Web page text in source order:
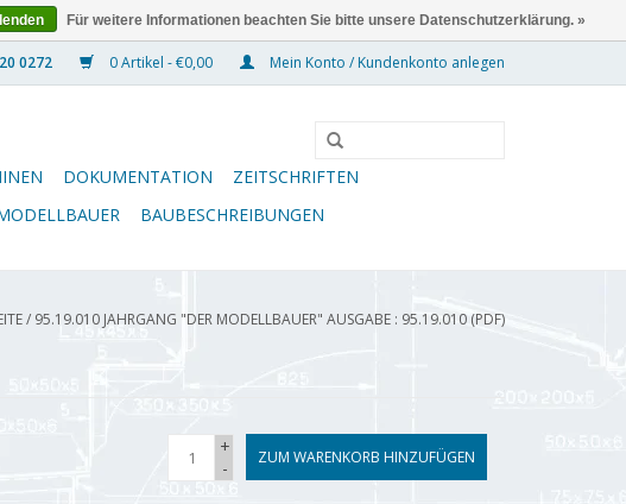
0 Artikel - €0,00 Mein Konto / Kundenkonto anlegen
DOKUMENTATION
ZEITSCHRIFTEN
BAUBESCHREIBUNGEN
/ 95.19.010 JAHRGANG "DER MODELLBAUER" AUSGABE : 95.19.010 (PDF)
+
-
ZUM WARENKORB HINZUFÜGEN
Für weitere Informationen beachten Sie bitte unsere Datenschutzerklärung. »